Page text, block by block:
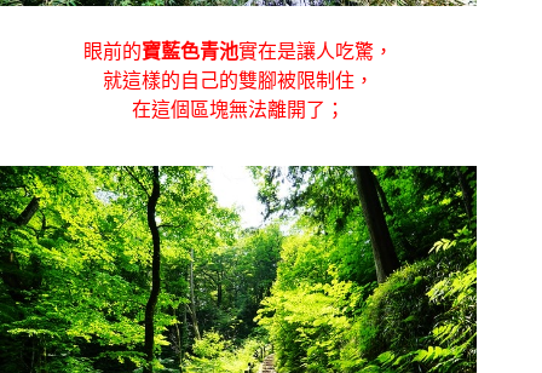
眼前的寶藍色青池實在是讓人吃驚，
就這樣的自己的雙腳被限制住，
在這個區塊無法離開了；